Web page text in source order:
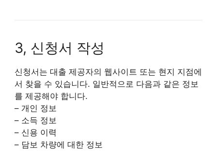
3, 신청서 작성
신청서는 대출 제공자의 웹사이트 또는 현지 지점에
서 찾을 수 있습니다. 일반적으로 다음과 같은 정보
를 제공해야 합니다.
– 개인 정보
– 소득 정보
– 신용 이력
– 담보 차량에 대한 정보